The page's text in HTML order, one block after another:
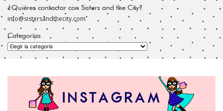
¿Quiéres contactar con Sisters and the City?
info@sistersandthecity.com
Categorías
Categorías